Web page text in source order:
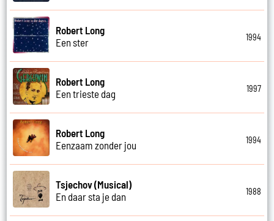
Robert Long
Een ster
1994
Robert Long
Een trieste dag
1997
Robert Long
Eenzaam zonder jou
1994
Tsjechov (Musical)
En daar sta je dan
1988